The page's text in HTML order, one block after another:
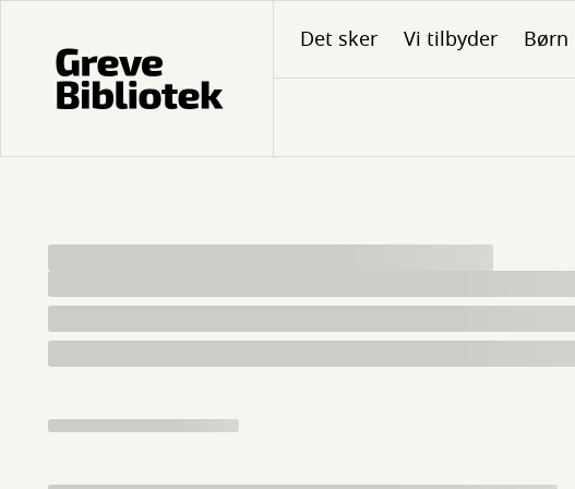
hovedindhold
Det sker Vi tilbyder Børn